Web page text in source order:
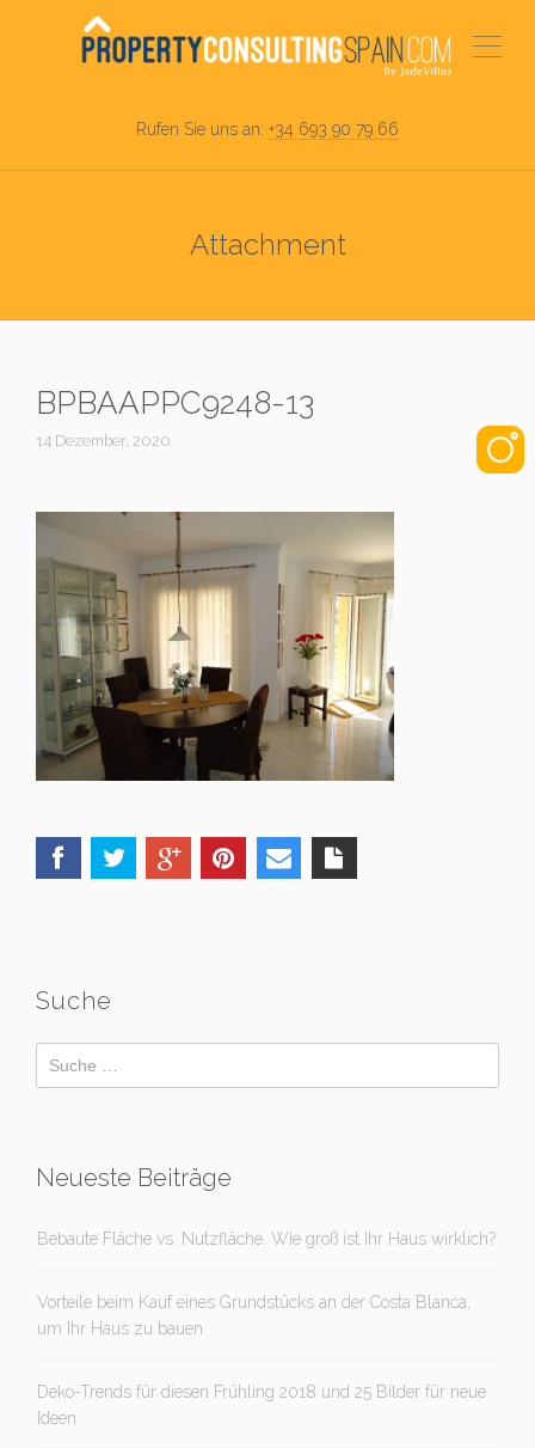
Rufen Sie uns an: +34 693 90 79 66
Attachment
BPBAAPPC9248-13
14 Dezember, 2020
Suche
Neueste Beiträge
Bebaute Fläche vs. Nutzfläche. Wie groß ist Ihr Haus wirklich?
Vorteile beim Kauf eines Grundstücks an der Costa Blanca,
um Ihr Haus zu bauen
Deko-Trends für diesen Frühling 2018 und 25 Bilder für neue
Ideen